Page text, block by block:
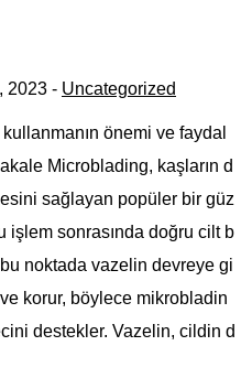
2023 - Uncategorized
önemi ve faydal
Microblading, kaşların d
sağlayan popüler bir güz
işlem sonrasında doğru cilt b
noktada vazelin devreye gi
korur, böylece mikrobladin
destekler. Vazelin, cildin d